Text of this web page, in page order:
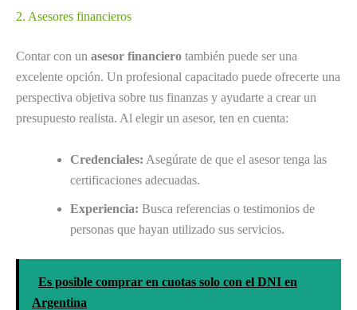
2. Asesores financieros
Contar con un asesor financiero también puede ser una
excelente opción. Un profesional capacitado puede ofrecerte una
perspectiva objetiva sobre tus finanzas y ayudarte a crear un
presupuesto realista. Al elegir un asesor, ten en cuenta:
Credenciales: Asegúrate de que el asesor tenga las
certificaciones adecuadas.
Experiencia: Busca referencias o testimonios de
personas que hayan utilizado sus servicios.
Es posible comprar en cuotas solo con el DNI en
Argentina